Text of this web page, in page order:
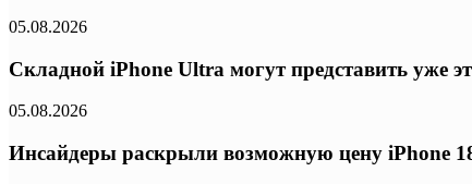
05.08.2026
Складной iPhone Ultra могут представить уже
05.08.2026
Инсайдеры раскрыли возможную цену iPhone